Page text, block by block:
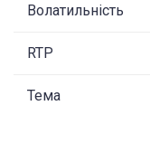
Волатильність
RTP
Тема